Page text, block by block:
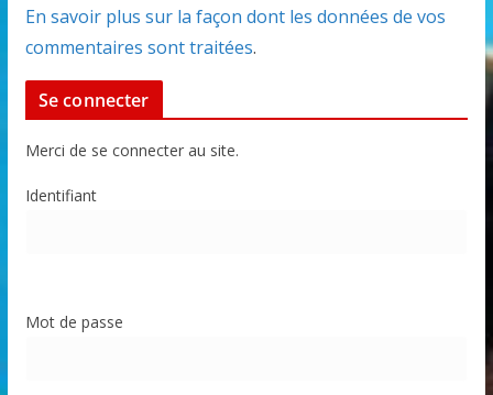
En savoir plus sur la façon dont les données de vos
commentaires sont traitées.
Se connecter
Merci de se connecter au site.
Identifiant
Mot de passe